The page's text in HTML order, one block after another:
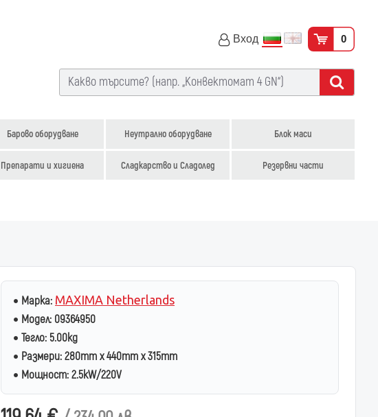
Вход 0
Барово оборудване Неутрално оборудване Блок маси
Препарати и хигиена Сладкарство и Сладолед Резервни части
Марка: MAXIMA Netherlands
Модел: 09364950
Тегло: 5.00kg
Размери:280mm x 440mm x 315mm
Мощност:2.5kW/220V